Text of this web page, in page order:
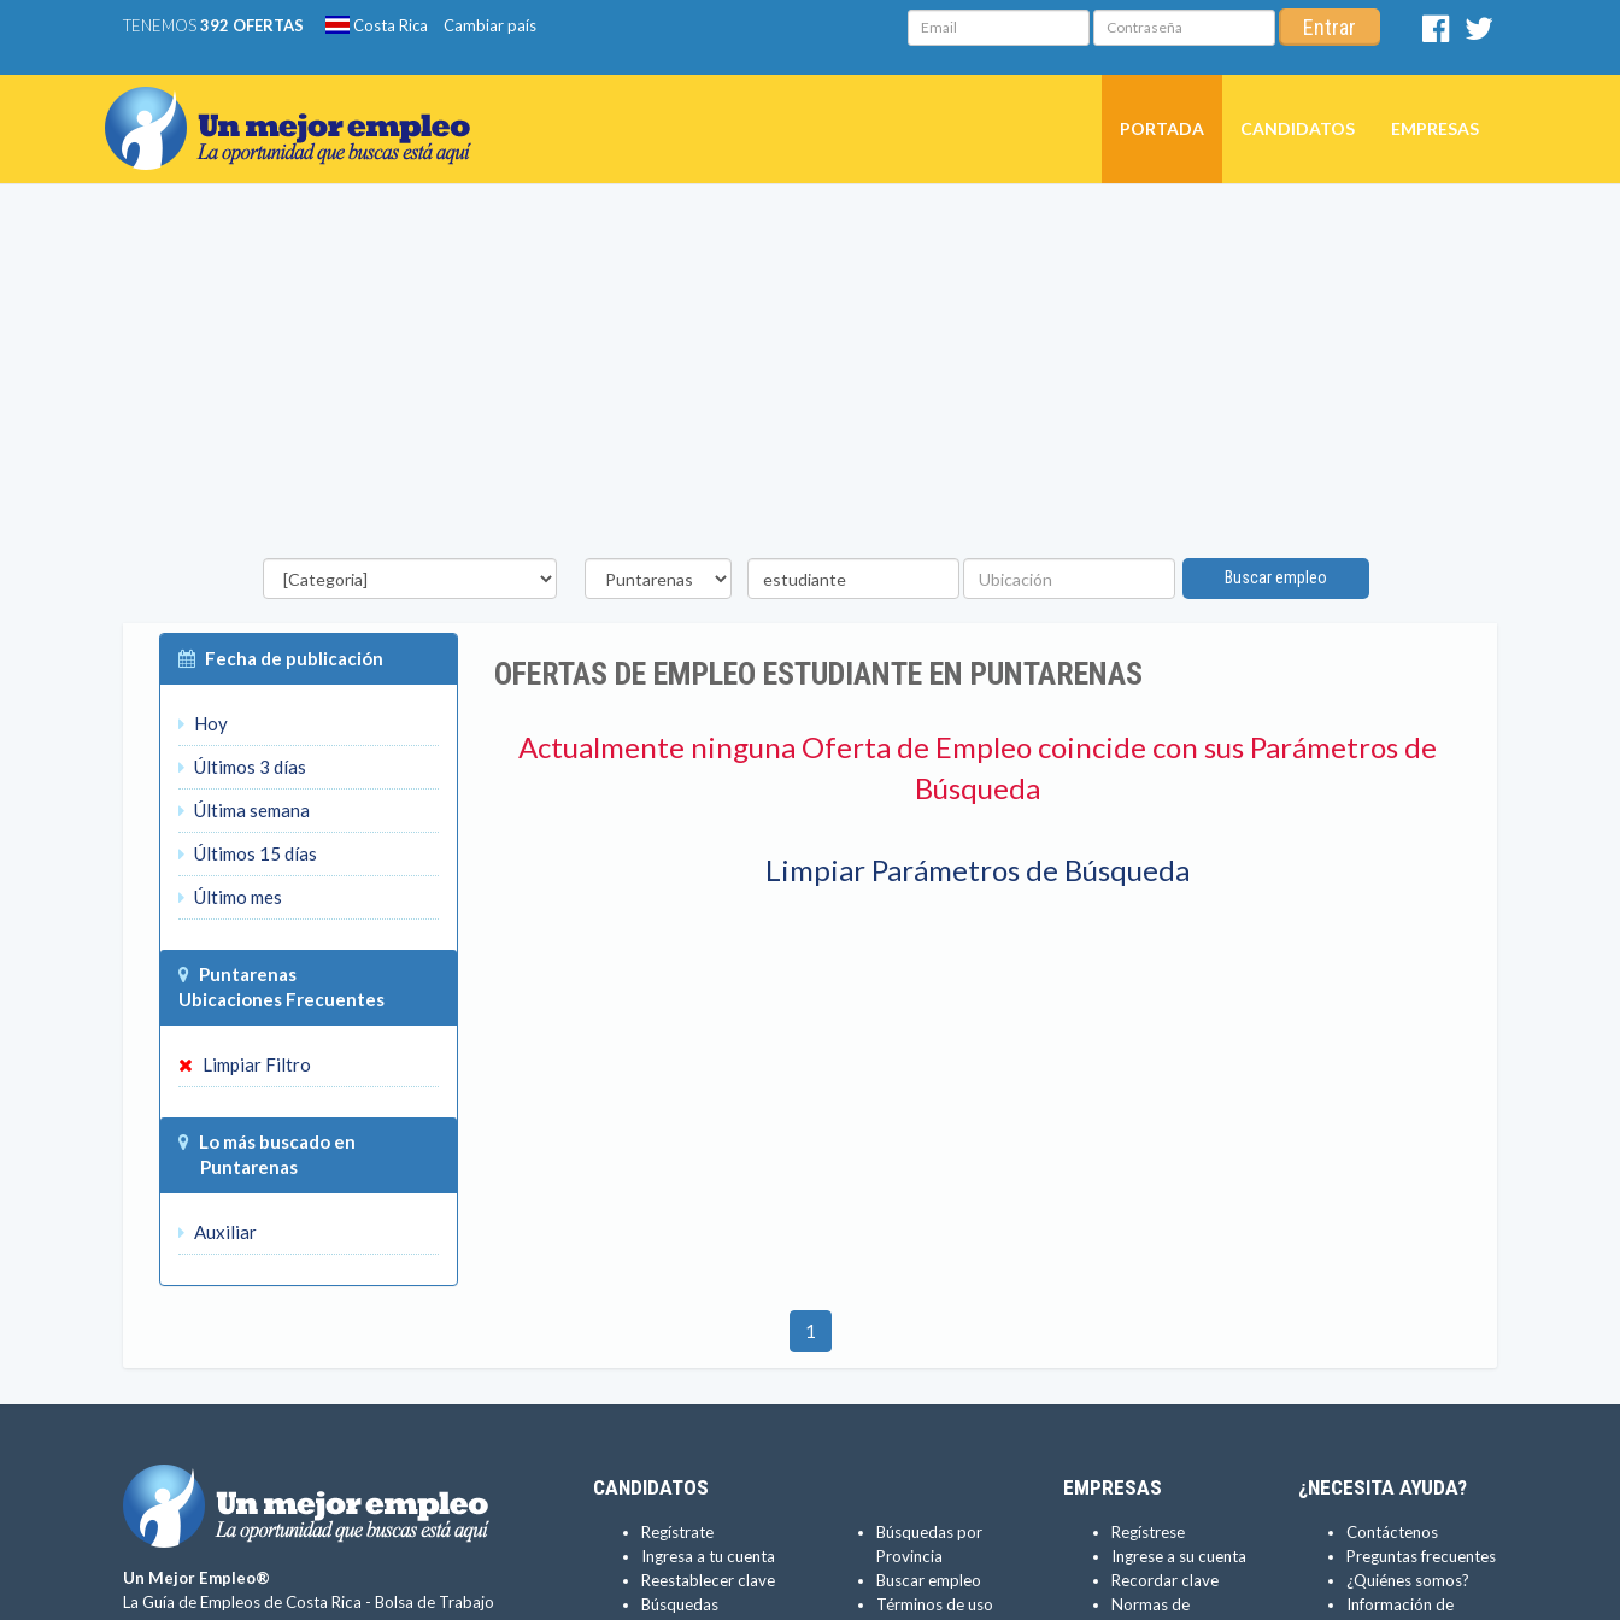
TENEMOS392 OFERTAS Costa Rica Cambiar país Email Contraseña Entrar
Facebook
PORTADA CANDIDATOS EMPRESAS
Categorías Provincia
Palabra
clave
Ubicación
Buscar empleo
Fecha de publicación
Hoy
Últimos 3 días
Última semana
Últimos 15 días
Último mes
Puntarenas
Ubicaciones Frecuentes
Limpiar Filtro
Lo más buscado en
Puntarenas
Auxiliar
OFERTAS DE EMPLEO ESTUDIANTE EN PUNTARENAS
Actualmente ninguna Oferta de Empleo coincide con sus Parámetros de
Búsqueda
Limpiar Parámetros de Búsqueda
1
Un Mejor Empleo®
La Guía de Empleos de Costa Rica - Bolsa de Trabajo
CANDIDATOS
Regístrate
Ingresa a tu cuenta
Reestablecer clave
Búsquedas
Búsquedas por
Provincia
Buscar empleo
Términos de uso
EMPRESAS
Regístrese
Ingrese a su cuenta
Recordar clave
Normas de
¿NECESITA AYUDA?
Contáctenos
Preguntas frecuentes
¿Quiénes somos?
Información de